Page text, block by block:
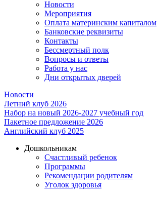
Новости
Мероприятия
Оплата материнским капиталом
Банковские реквизиты
Контакты
Бессмертный полк
Вопросы и ответы
Работа у нас
Дни открытых дверей
Новости
Летний клуб 2026
Набор на новый 2026-2027 учебный год
Пакетное предложение 2026
Английский клуб 2025
Дошкольникам
Счастливый ребенок
Программы
Рекомендации родителям
Уголок здоровья